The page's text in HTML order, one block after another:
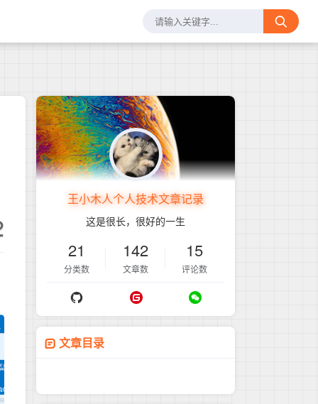
王小木人个人技术文章记录
这是很长，很好的一生
21
分类数
142
文章数
15
评论数
文章目录